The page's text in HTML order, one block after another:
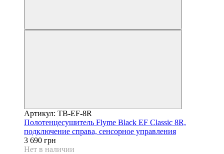
Артикул: TB-EF-8R
Полотенцесушитель Flyme Black EF Classic 8R,
подключение справа, сенсорное управления
3 690 грн
Нет в наличии